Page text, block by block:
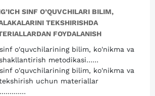
SINF O’QUVCHILARI BILIM,
TEKSHIRISHDA
FOYDALANISH
o'quvchilarining bilim, ko'nikma va
metodikasi……
o'quvchilarining bilim, ko'nikma va
uchun materiallar